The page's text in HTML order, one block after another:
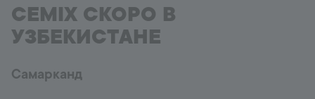
CEMIX СКОРО В
УЗБЕКИСТАНЕ
Самарканд